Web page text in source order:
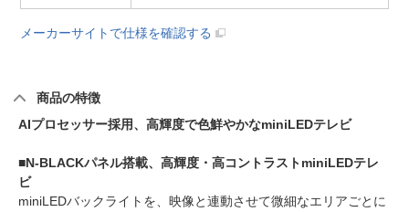
メーカーサイトで仕様を確認する
商品の特徴
AIプロセッサー採用、高輝度で色鮮やかなminiLEDテレビ
■N-BLACKパネル搭載、高輝度・高コントラストminiLEDテレ
ビ
miniLEDバックライトを、映像と連動させて微細なエリアごとに